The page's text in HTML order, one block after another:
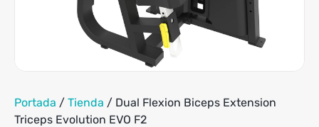
Portada / Tienda / Dual Flexion Biceps Extension
Triceps Evolution EVO F2